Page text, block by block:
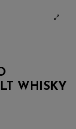
WHISKY